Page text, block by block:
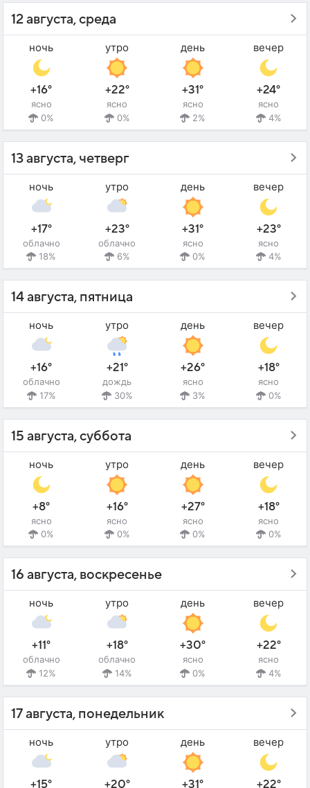
12 августа, среда
ночь
+16°
ясно
0%
утро
+22°
ясно
0%
день
+31°
ясно
2%
вечер
+24°
ясно
4%
13 августа, четверг
ночь
+17°
облачно
18%
утро
+23°
облачно
6%
день
+31°
ясно
0%
вечер
+23°
ясно
4%
14 августа, пятница
ночь
+16°
облачно
17%
утро
+21°
дождь
30%
день
+26°
ясно
3%
вечер
+18°
ясно
0%
15 августа, суббота
ночь
+8°
ясно
0%
утро
+16°
ясно
0%
день
+27°
ясно
0%
вечер
+18°
ясно
0%
16 августа, воскресенье
ночь
+11°
облачно
12%
утро
+18°
облачно
14%
день
+30°
ясно
0%
вечер
+22°
ясно
4%
17 августа, понедельник
ночь
+15°
утро
+20°
день
+31°
вечер
+22°